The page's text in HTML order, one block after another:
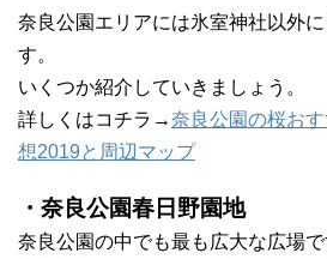
奈良公園エリアには氷室神社以外
す。
いくつか紹介していきましょう。
詳しくはコチラ→奈良公園の桜お
想2019と周辺マップ
・奈良公園春日野園地
奈良公園の中でも最も広大な広場で